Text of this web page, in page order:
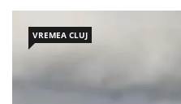
VREMEA CLUJ